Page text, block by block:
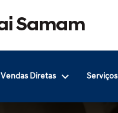
Vendas Diretas Serviços